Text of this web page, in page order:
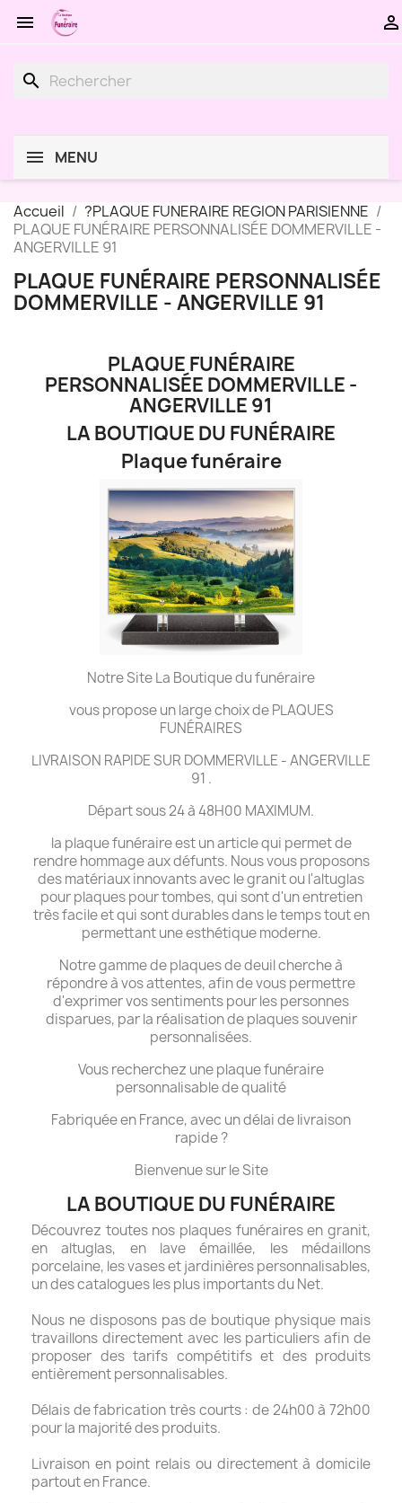
 
search
MENU
Accueil
?PLAQUE FUNERAIRE REGION PARISIENNE
PLAQUE FUNÉRAIRE PERSONNALISÉE DOMMERVILLE -
ANGERVILLE 91
PLAQUE FUNÉRAIRE PERSONNALISÉE
DOMMERVILLE - ANGERVILLE 91
PLAQUE FUNÉRAIRE
PERSONNALISÉE DOMMERVILLE -
ANGERVILLE 91
LA BOUTIQUE DU FUNÉRAIRE
Plaque funéraire
Notre Site La Boutique du funéraire
vous propose un large choix de PLAQUES
FUNÉRAIRES
LIVRAISON RAPIDE SUR DOMMERVILLE - ANGERVILLE
91 .
Départ sous 24 à 48H00 MAXIMUM.
la plaque funéraire est un article qui permet de
rendre hommage aux défunts. Nous vous proposons
des matériaux innovants avec le granit ou l'altuglas
pour plaques pour tombes, qui sont d'un entretien
très facile et qui sont durables dans le temps tout en
permettant une esthétique moderne.
Notre gamme de plaques de deuil cherche à
répondre à vos attentes, afin de vous permettre
d'exprimer vos sentiments pour les personnes
disparues, par la réalisation de plaques souvenir
personnalisées.
Vous recherchez une plaque funéraire
personnalisable de qualité
Fabriquée en France, avec un délai de livraison
rapide ?
Bienvenue sur le Site
LA BOUTIQUE DU FUNÉRAIRE
Découvrez toutes nos plaques funéraires en granit,
en altuglas, en lave émaillée, les médaillons
porcelaine, les vases et jardinières personnalisables,
un des catalogues les plus importants du Net.
Nous ne disposons pas de boutique physique mais
travaillons directement avec les particuliers afin de
proposer des tarifs compétitifs et des produits
entièrement personnalisables.
Délais de fabrication très courts : de 24h00 à 72h00
pour la majorité des produits.
Livraison en point relais ou directement à domicile
partout en France.